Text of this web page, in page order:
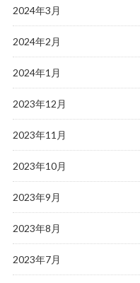
2024年3月
2024年2月
2024年1月
2023年12月
2023年11月
2023年10月
2023年9月
2023年8月
2023年7月